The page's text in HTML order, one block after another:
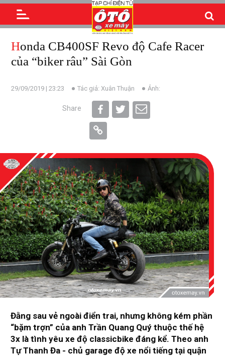
Honda CB400SF Revo độ Cafe Racer
của “biker râu” Sài Gòn
29/09/2019 | 23:23 Tác giả: Xuân Thuận Ảnh:
Share
Đằng sau vẻ ngoài điển trai, nhưng không kém phần
“bặm trợn” của anh Trần Quang Quý thuộc thế hệ
3x là tình yêu xe độ classicbike đáng kể. Theo anh
Tự Thanh Đa - chủ garage độ xe nổi tiếng tại quận